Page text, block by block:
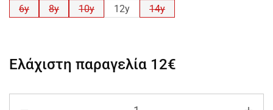
6y 8y 10y 12y 14y
Ελάχιστη παραγελία 12€